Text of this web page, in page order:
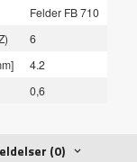
Felder FB 710
6
4.2
0,6
(0)